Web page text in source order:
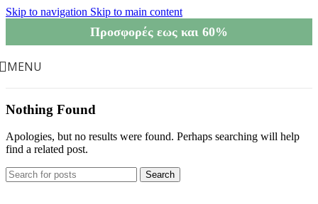
Skip to navigation Skip to main content
Προσφορές εως και 60%
MENU
Nothing Found
Apologies, but no results were found. Perhaps searching will help
find a related post.
Search